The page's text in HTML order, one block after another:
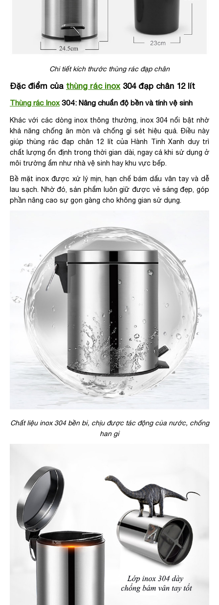
Chi tiết kích thước thùng rác đạp chân
Đặc điểm của thùng rác inox304 đạp chân 12 lít
Thùng rác Inox304: Nâng chuẩn độ bền và tính vệ sinh
Khác với các dòng inox thông thường, inox 304 nổi bật nhờ
khả năng chống ăn mòn và chống gỉ sét hiệu quả. Điều này
giúp thùng rác đạp chân 12 lít của Hành Tinh Xanh duy trì
chất lượng ổn định trong thời gian dài, ngay cả khi sử dụng ở
môi trường ẩm như nhà vệ sinh hay khu vực bếp.
Bề mặt inox được xử lý mịn, hạn chế bám dấu vân tay và dễ
lau sạch. Nhờ đó, sản phẩm luôn giữ được vẻ sáng đẹp, góp
phần nâng cao sự gọn gàng cho không gian sử dụng.
Chất liệu inox 304 bền bỉ, chịu được tác động của nước, chống
han gỉ